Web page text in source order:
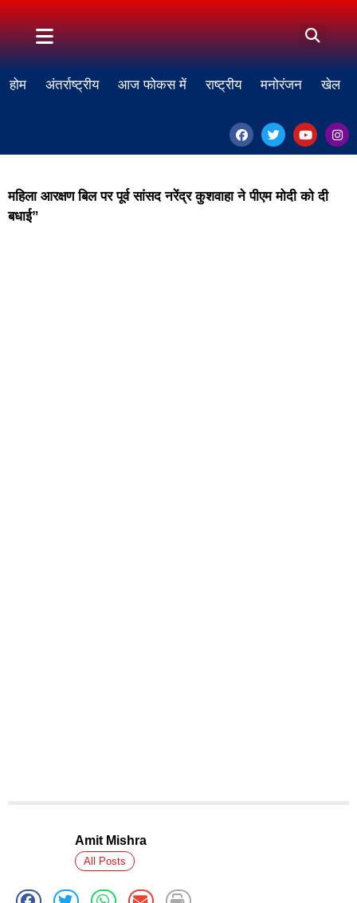
होम अंतर्राष्ट्रीय आज फोकस में राष्ट्रीय मनोरंजन खेल
महिला आरक्षण बिल पर पूर्व सांसद नरेंद्र कुशवाहा ने पीएम मोदी को दी
बधाई”
Amit Mishra
All Posts